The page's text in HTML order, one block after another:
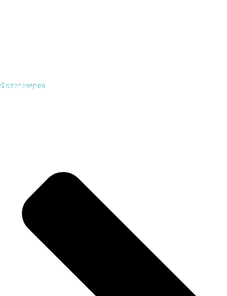
Фотогалерея
Полезные ссылки